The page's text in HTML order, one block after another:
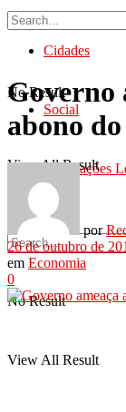
Cidades
Social
Publicações
No Result
View All Result
No Result
View All Result
Governo
abono
por
26 de outubro de
em Economia
0